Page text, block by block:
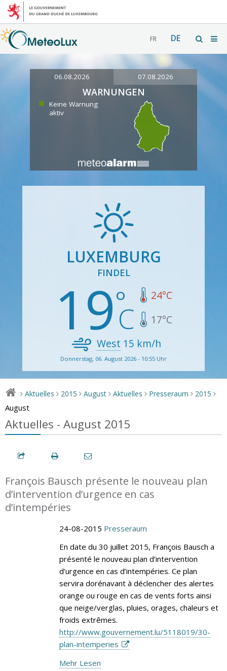
FR DE
06.08.2026 07.08.2026
WARNUNGEN
Keine Warnung
aktiv
LUXEMBURG
FINDEL
19 24°C
17°C
West 15 km/h
Donnerstag, 06. August 2026 - 10:55 Uhr
> Aktuelles > 2015 > August > Aktuelles > Presseraum > 2015 >
August
Aktuelles - August 2015
François Bausch présente le nouveau plan
d’intervention d’urgence en cas
d’intempéries
24-08-2015 Presseraum
En date du 30 juillet 2015, François Bausch a
présenté le nouveau plan d’intervention
d’urgence en cas d’intempéries. Ce plan
servira dorénavant à déclencher des alertes
orange ou rouge en cas de vents forts ainsi
que neige/verglas, pluies, orages, chaleurs et
froids extrêmes.
http://www.gouvernement.lu/5118019/30-
plan-intemperies
Mehr Lesen